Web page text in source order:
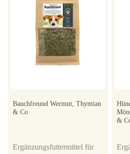
Bauchfreund Wermut, Thymian
& Co
Ergänzungsfuttermittel für
&